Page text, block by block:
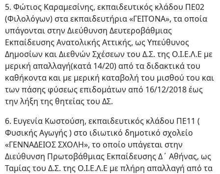
5. Φώτιος Καραμεσίνης, εκπαιδευτικός κλάδου ΠΕ02
(Φιλολόγων) στα εκπαιδευτήρια «ΓΕΙΤΟΝΑ», τα οποία
υπάγονται στην Διεύθυνση Δευτεροβάθμιας
Εκπαίδευσης Ανατολικής Αττικής, ως Υπεύθυνος
Δημοσίων και Διεθνών Σχέσεων του Δ.Σ. της Ο.Ι.Ε.Λ.Ε με
μερική απαλλαγή(κατά 14/20) από τα διδακτικά του
καθήκοντα και με μερική καταβολή του μισθού του και
των πάσης φύσεως επιδομάτων από 16/12/2018 έως
την λήξη της θητείας του ΔΣ.
6. Ευγενία Κωστούση, εκπαιδευτικός κλάδου ΠΕ11 (
Φυσικής Αγωγής ) στο ιδιωτικό δημοτικό σχολείο
«ΓΕΝΝΑΔΕΙΟΣ ΣΧΟΛΗ», το οποίο υπάγεται στην
Διεύθυνση Πρωτοβάθμιας Εκπαίδευσης Δ΄ Αθήνας, ως
Ταμίας του Δ.Σ. της Ο.Ι.Ε.Λ.Ε με πλήρη απαλλαγή από τα